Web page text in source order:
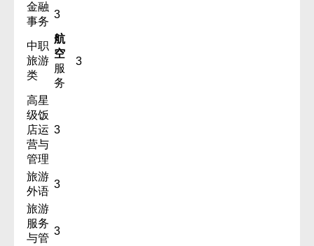
金融
事务
3
中职
旅游
类
航
空
服
务
3
高星
级饭
店运
营与
管理
3
旅游
外语
3
旅游
服务
与管
3